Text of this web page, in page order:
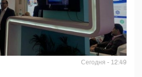
Сегодня - 12:49